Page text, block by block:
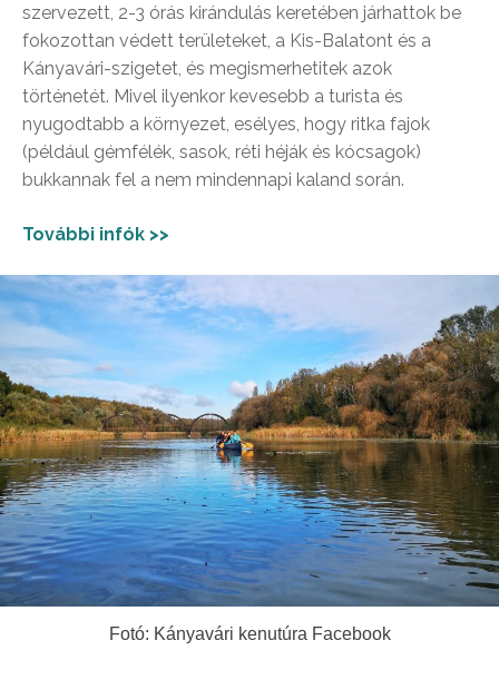
szervezett, 2-3 órás kirándulás keretében járhattok be
fokozottan védett területeket, a Kis-Balatont és a
Kányavári-szigetet, és megismerhetitek azok
történetét. Mivel ilyenkor kevesebb a turista és
nyugodtabb a környezet, esélyes, hogy ritka fajok
(például gémfélék, sasok, réti héják és kócsagok)
bukkannak fel a nem mindennapi kaland során.
További infók >>
Fotó: Kányavári kenutúra Facebook